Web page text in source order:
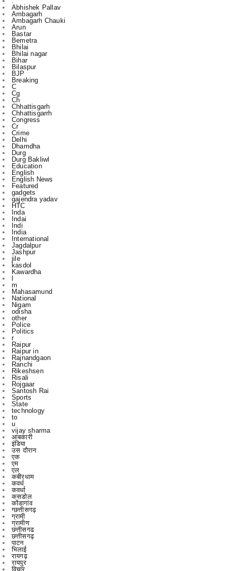
Bastar
Bemetra
Bhilai
Bhilai nagar
Bihar
Bilaspur
BJP
Breaking
C
Cg
Ch
Chhattisgarh
Chhattisgarrh
Congress
Cr
Crime
Delhi
Dhamdha
Durg
Durg Bakliwl
Education
English
English News
Featured
gadgets
gajendra yadav
HTC
Inda
Indai
Indi
India
International
Jagdalpur
Jashpur
jile
kasdol
Kawardha
l
m
Mahasamund
National
Nigam
odisha
other
Police
Politics
r
Raipur
Raipur in
Rajnandgaon
Ranchi
Rikeshsen
Risali
Rojgaar
Santosh Rai
Sports
State
technology
to
u
vijay sharma
आबकारी
इंडिया
उस दौरान
एक
एम
एल
कबीरधाम
कवर्ध
कवर्धा
कसडोल
कोंडागांव
ग्छत्तीसगढ़
ग्रामी
ग्रामीण
छत्तीसगढ
छत्तीसगढ़
पाटन
भिलाई
रायगढ़
रायपुर
विचार
विचार मंथन
विचारमंथन
शहर
शहरChhattisgarrh